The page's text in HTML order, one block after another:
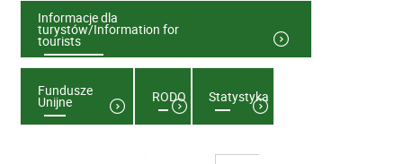
Informacje dla
turystów/Information for
tourists
Fundusze
Unijne RODO Statystyka